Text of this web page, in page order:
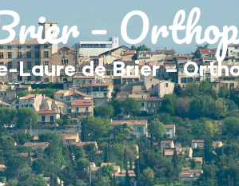
DÉCOUVRIR ÉGUILLES
–
Laure de Brier –